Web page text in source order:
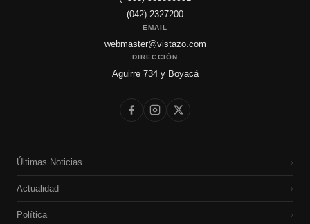
(042) 2327200
EMAIL
webmaster@vistazo.com
DIRECCIÓN
Aguirre 734 y Boyacá
Últimas Noticias ›
Actualidad ›
Política ›